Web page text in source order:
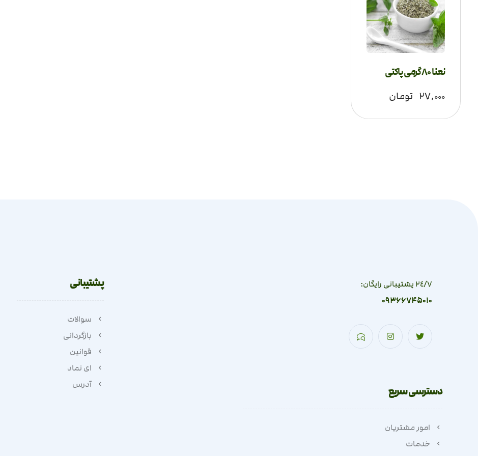
نعنا 80 گرمی پاکتی
۲۷,۰۰۰ تومان
٢٤/٧ پشتیبانی رایگان:
09366745010
دسترسی سریع
امور مشتریان
خدمات
پشتیبانی
سوالات
بازگردانی
قوانین
ای نماد
آدرس